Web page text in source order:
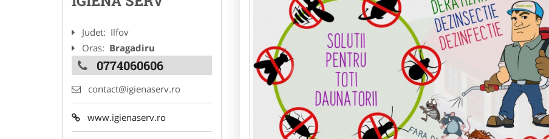
Judet: Ilfov
Oras: Bragadiru
0774060606
contact@igienaserv.ro
www.igienaserv.ro